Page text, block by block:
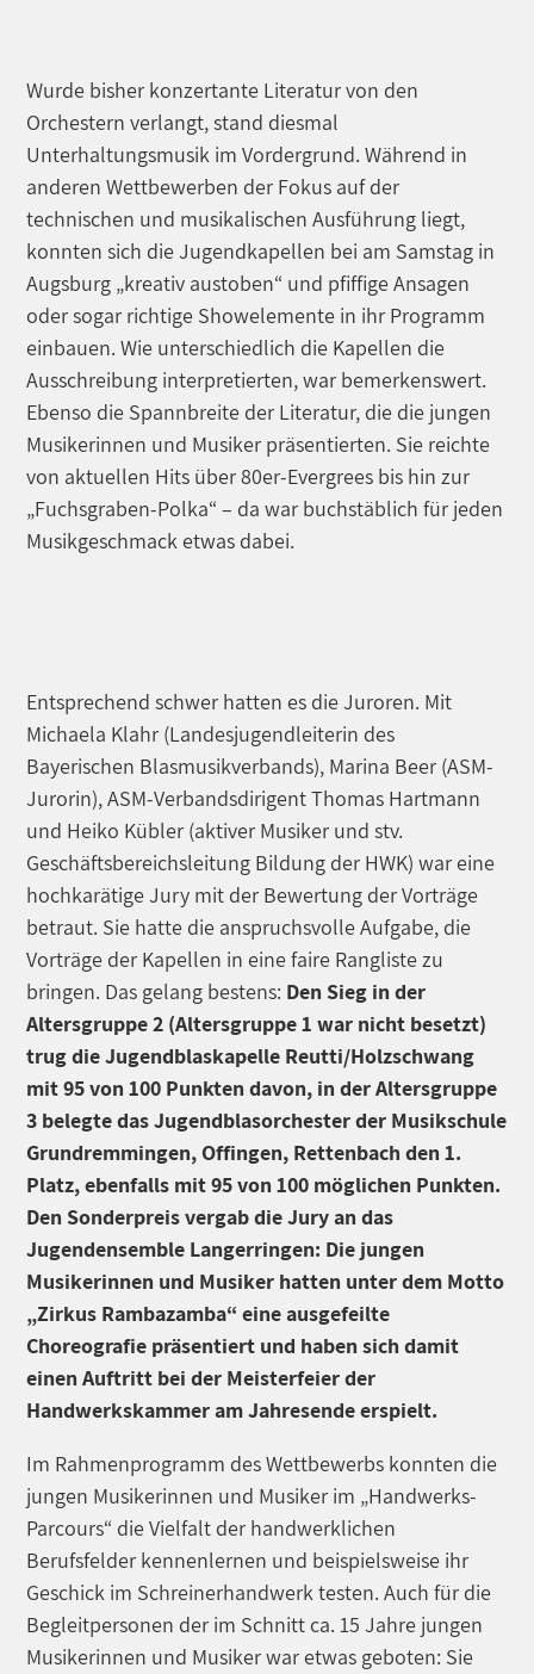
Wurde bisher konzertante Literatur von den
Orchestern verlangt, stand diesmal
Unterhaltungsmusik im Vordergrund. Während in
anderen Wettbewerben der Fokus auf der
technischen und musikalischen Ausführung liegt,
konnten sich die Jugendkapellen bei am Samstag in
Augsburg „kreativ austoben“ und pfiffige Ansagen
oder sogar richtige Showelemente in ihr Programm
einbauen. Wie unterschiedlich die Kapellen die
Ausschreibung interpretierten, war bemerkenswert.
Ebenso die Spannbreite der Literatur, die die jungen
Musikerinnen und Musiker präsentierten. Sie reichte
von aktuellen Hits über 80er-Evergrees bis hin zur
„Fuchsgraben-Polka“ – da war buchstäblich für jeden
Musikgeschmack etwas dabei.
Entsprechend schwer hatten es die Juroren. Mit
Michaela Klahr (Landesjugendleiterin des
Bayerischen Blasmusikverbands), Marina Beer (ASM-
Jurorin), ASM-Verbandsdirigent Thomas Hartmann
und Heiko Kübler (aktiver Musiker und stv.
Geschäftsbereichsleitung Bildung der HWK) war eine
hochkarätige Jury mit der Bewertung der Vorträge
betraut. Sie hatte die anspruchsvolle Aufgabe, die
Vorträge der Kapellen in eine faire Rangliste zu
bringen. Das gelang bestens: Den Sieg in der
Altersgruppe 2 (Altersgruppe 1 war nicht besetzt)
trug die Jugendblaskapelle Reutti/Holzschwang
mit 95 von 100 Punkten davon, in der Altersgruppe
3 belegte das Jugendblasorchester der Musikschule
Grundremmingen, Offingen, Rettenbach den 1.
Platz, ebenfalls mit 95 von 100 möglichen Punkten.
Den Sonderpreis vergab die Jury an das
Jugendensemble Langerringen: Die jungen
Musikerinnen und Musiker hatten unter dem Motto
„Zirkus Rambazamba“ eine ausgefeilte
Choreografie präsentiert und haben sich damit
einen Auftritt bei der Meisterfeier der
Handwerkskammer am Jahresende erspielt.
Im Rahmenprogramm des Wettbewerbs konnten die
jungen Musikerinnen und Musiker im „Handwerks-
Parcours“ die Vielfalt der handwerklichen
Berufsfelder kennenlernen und beispielsweise ihr
Geschick im Schreinerhandwerk testen. Auch für die
Begleitpersonen der im Schnitt ca. 15 Jahre jungen
Musikerinnen und Musiker war etwas geboten: Sie